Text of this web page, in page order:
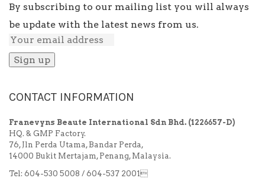
By subscribing to our mailing list you will always
be update with the latest news from us.
CONTACT INFORMATION
Franevyns Beaute International Sdn Bhd. (1226657-D)
HQ. & GMP Factory.
76, Jln Perda Utama, Bandar Perda,
14000 Bukit Mertajam, Penang, Malaysia.
Tel: 604-530 5008 / 604-537 2001